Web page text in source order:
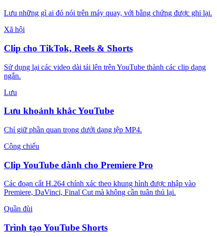
Lưu những gì ai đó nói trên máy quay, với bằng chứng được ghi lại.
Xã hội
Clip cho TikTok, Reels & Shorts
Sử dụng lại các video dài tải lên trên YouTube thành các clip dạng
ngắn.
Lưu
Lưu khoảnh khắc YouTube
Chỉ giữ phần quan trọng dưới dạng tệp MP4.
Công chiếu
Clip YouTube dành cho Premiere Pro
Các đoạn cắt H.264 chính xác theo khung hình được nhập vào
Premiere, DaVinci, Final Cut mà không cần tuân thủ lại.
Quần đùi
Trình tạo YouTube Shorts